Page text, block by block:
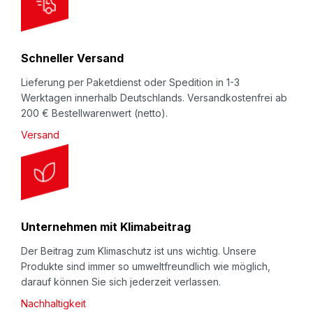
e
r
Schneller Versand
Lieferung per Paketdienst oder Spedition in 1-3
Werktagen innerhalb Deutschlands. Versandkostenfrei ab
200 € Bestellwarenwert (netto).
Versand
Unternehmen mit Klimabeitrag
Der Beitrag zum Klimaschutz ist uns wichtig. Unsere
Produkte sind immer so umweltfreundlich wie möglich,
darauf können Sie sich jederzeit verlassen.
Nachhaltigkeit